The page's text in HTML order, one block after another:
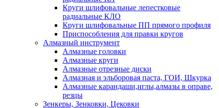
Круги шлифовальные лепестковые
радиальные КЛО
Круги шлифовальные ПП прямого профиля
Приспособления для правки кругов
Алмазный инструмент
Алмазные головки
Алмазные круги
Алмазные отрезные диски
Алмазная и эльборовая паста, ГОИ, Шкурка
Алмазные карандаши,иглы,алмазы в оправе,
резцы
Зенкеры, Зенковки, Цековки